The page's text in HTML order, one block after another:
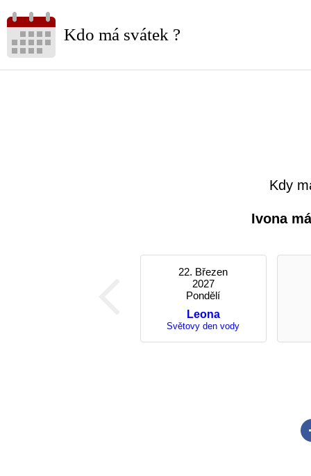
Kdo má svátek ?
Kdy
Ivona
22. Březen
2027
Pondělí
Leona
Světovy den vody